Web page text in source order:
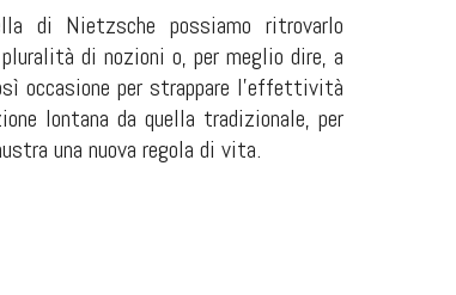
di Nietzsche possiamo ritrovarlo
di nozioni o, per meglio dire, a
occasione per strappare l’effettività
lontana da quella tradizionale, per
una nuova regola di vita.